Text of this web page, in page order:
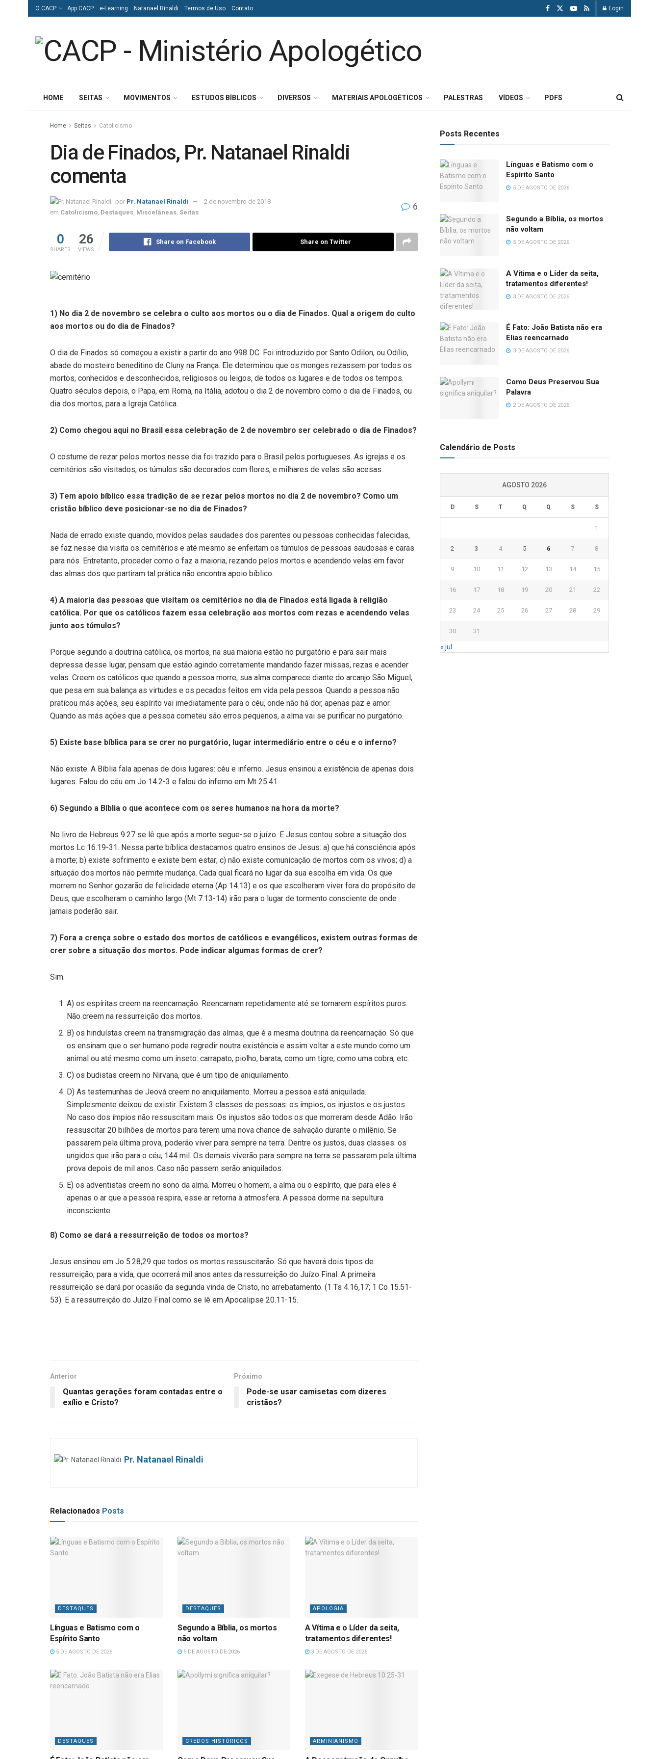
O CACP App CACP e-Learning Natanael Rinaldi Termos de Uso Contato Login
HOME SEITAS MOVIMENTOS ESTUDOS BÍBLICOS DIVERSOS MATERIAIS APOLOGÉTICOS PALESTRAS VÍDEOS PDFS
Home Seitas Catolicismo
Dia de Finados, Pr. Natanael Rinaldi
comenta
por Pr. Natanael Rinaldi
2 de novembro de 2018
em Catolicismo, Destaques, Miscelâneas, Seitas
6
0
SHARES
26
VIEWS
Share on Facebook Share on Twitter
1) No dia 2 de novembro se celebra o culto aos mortos ou o dia de Finados. Qual a origem do culto
aos mortos ou do dia de Finados?
O dia de Finados só começou a existir a partir do ano 998 DC. Foi introduzido por Santo Odilon, ou Odílio,
abade do mosteiro beneditino de Cluny na França. Ele determinou que os monges rezassem por todos os
mortos, conhecidos e desconhecidos, religiosos ou leigos, de todos os lugares e de todos os tempos.
Quatro séculos depois, o Papa, em Roma, na Itália, adotou o dia 2 de novembro como o dia de Finados, ou
dia dos mortos, para a Igreja Católica.
2) Como chegou aqui no Brasil essa celebração de 2 de novembro ser celebrado o dia de Finados?
O costume de rezar pelos mortos nesse dia foi trazido para o Brasil pelos portugueses. As igrejas e os
cemitérios são visitados, os túmulos são decorados com flores, e milhares de velas são acesas.
3) Tem apoio bíblico essa tradição de se rezar pelos mortos no dia 2 de novembro? Como um
cristão bíblico deve posicionar-se no dia de Finados?
Nada de errado existe quando, movidos pelas saudades dos parentes ou pessoas conhecidas falecidas,
se faz nesse dia visita os cemitérios e até mesmo se enfeitam os túmulos de pessoas saudosas e caras
para nós. Entretanto, proceder como o faz a maioria, rezando pelos mortos e acendendo velas em favor
das almas dos que partiram tal prática não encontra apoio bíblico.
4) A maioria das pessoas que visitam os cemitérios no dia de Finados está ligada à religião
católica. Por que os católicos fazem essa celebração aos mortos com rezas e acendendo velas
junto aos túmulos?
Porque segundo a doutrina católica, os mortos, na sua maioria estão no purgatório e para sair mais
depressa desse lugar, pensam que estão agindo corretamente mandando fazer missas, rezas e acender
velas. Creem os católicos que quando a pessoa morre, sua alma comparece diante do arcanjo São Miguel,
que pesa em sua balança as virtudes e os pecados feitos em vida pela pessoa. Quando a pessoa não
praticou más ações, seu espírito vai imediatamente para o céu, onde não há dor, apenas paz e amor.
Quando as más ações que a pessoa cometeu são erros pequenos, a alma vai se purificar no purgatório.
5) Existe base bíblica para se crer no purgatório, lugar intermediário entre o céu e o inferno?
Não existe. A Bíblia fala apenas de dois lugares: céu e inferno. Jesus ensinou a existência de apenas dois
lugares. Falou do céu em Jo 14.2-3 e falou do inferno em Mt 25.41.
6) Segundo a Bíblia o que acontece com os seres humanos na hora da morte?
No livro de Hebreus 9.27 se lê que após a morte segue-se o juízo. E Jesus contou sobre a situação dos
mortos Lc 16.19-31. Nessa parte bíblica destacamos quatro ensinos de Jesus: a) que há consciência após
a morte; b) existe sofrimento e existe bem estar; c) não existe comunicação de mortos com os vivos; d) a
situação dos mortos não permite mudança. Cada qual ficará no lugar da sua escolha em vida. Os que
morrem no Senhor gozarão de felicidade eterna (Ap 14.13) e os que escolheram viver fora do propósito de
Deus, que escolheram o caminho largo (Mt 7.13-14) irão para o lugar de tormento consciente de onde
jamais poderão sair.
7) Fora a crença sobre o estado dos mortos de católicos e evangélicos, existem outras formas de
crer sobre a situação dos mortos. Pode indicar algumas formas de crer?
Sim.
A) os espíritas creem na reencarnação. Reencarnam repetidamente até se tornarem espíritos puros.
Não creem na ressurreição dos mortos.
B) os hinduístas creem na transmigração das almas, que é a mesma doutrina da reencarnação. Só que
os ensinam que o ser humano pode regredir noutra existência e assim voltar a este mundo como um
animal ou até mesmo como um inseto: carrapato, piolho, barata, como um tigre, como uma cobra, etc.
C) os budistas creem no Nirvana, que é um tipo de aniquilamento.
D) As testemunhas de Jeová creem no aniquilamento. Morreu a pessoa está aniquilada.
Simplesmente deixou de existir. Existem 3 classes de pessoas: os ímpios, os injustos e os justos.
No caso dos ímpios não ressuscitam mais. Os injustos são todos os que morreram desde Adão. Irão
ressuscitar 20 bilhões de mortos para terem uma nova chance de salvação durante o milênio. Se
passarem pela última prova, poderão viver para sempre na terra. Dentre os justos, duas classes: os
ungidos que irão para o céu, 144 mil. Os demais viverão para sempre na terra se passarem pela última
prova depois de mil anos. Caso não passem serão aniquilados.
E) os adventistas creem no sono da alma. Morreu o homem, a alma ou o espírito, que para eles é
apenas o ar que a pessoa respira, esse ar retorna à atmosfera. A pessoa dorme na sepultura
inconsciente.
8) Como se dará a ressurreição de todos os mortos?
Jesus ensinou em Jo 5.28,29 que todos os mortos ressuscitarão. Só que haverá dois tipos de
ressurreição; para a vida, que ocorrerá mil anos antes da ressurreição do Juízo Final. A primeira
ressurreição se dará por ocasião da segunda vinda de Cristo, no arrebatamento. (1 Ts 4.16,17; 1 Co 15.51-
53). E a ressurreição do Juízo Final como se lê em Apocalipse 20.11-15.
Anterior
Quantas gerações foram contadas entre o
exílio e Cristo?
Próximo
Pode-se usar camisetas com dizeres
cristãos?
Pr. Natanael Rinaldi
Relacionados Posts
DESTAQUES
Línguas e Batismo com o
Espírito Santo
5 DE AGOSTO DE 2026
DESTAQUES
Segundo a Bíblia, os mortos
não voltam
5 DE AGOSTO DE 2026
APOLOGIA
A Vítima e o Líder da seita,
tratamentos diferentes!
3 DE AGOSTO DE 2026
DESTAQUES CREDOS HISTÓRICOS ARMINIANISMO
Posts Recentes
Línguas e Batismo com o
Espírito Santo
5 DE AGOSTO DE 2026
Segundo a Bíblia, os mortos
não voltam
5 DE AGOSTO DE 2026
A Vítima e o Líder da seita,
tratamentos diferentes!
3 DE AGOSTO DE 2026
É Fato: João Batista não era
Elias reencarnado
3 DE AGOSTO DE 2026
Como Deus Preservou Sua
Palavra
2 DE AGOSTO DE 2026
Calendário de Posts
AGOSTO 2026
D S T Q Q S S
1
2 3 4 5 6 7 8
9 10 11 12 13 14 15
16 17 18 19 20 21 22
23 24 25 26 27 28 29
30 31
« jul